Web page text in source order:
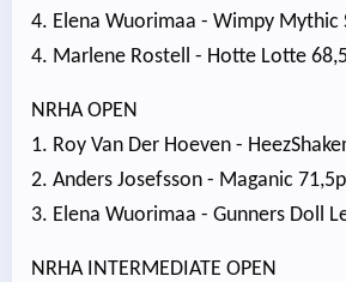
4. Elena Wuorimaa - Wimpy Mythic
4. Marlene Rostell - Hotte Lotte
NRHA OPEN
1. Roy Van Der Hoeven -
2. Anders Josefsson - Maganic 71,5p
3. Elena Wuorimaa - Gunners Doll
NRHA INTERMEDIATE OPEN